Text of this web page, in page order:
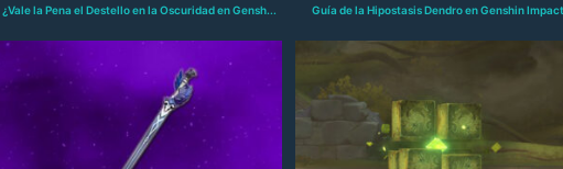
¿Vale la Pena el Destello en la Oscuridad en Gensh... Guía de la Hipostasis Dendro en Genshin